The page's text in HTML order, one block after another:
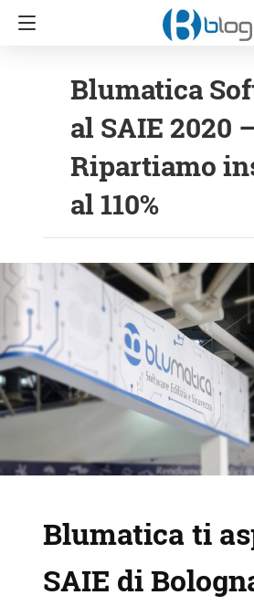
Blumatica
al SAIE 2020
Ripartiamo
al 110%
Blumatica ti
SAIE di